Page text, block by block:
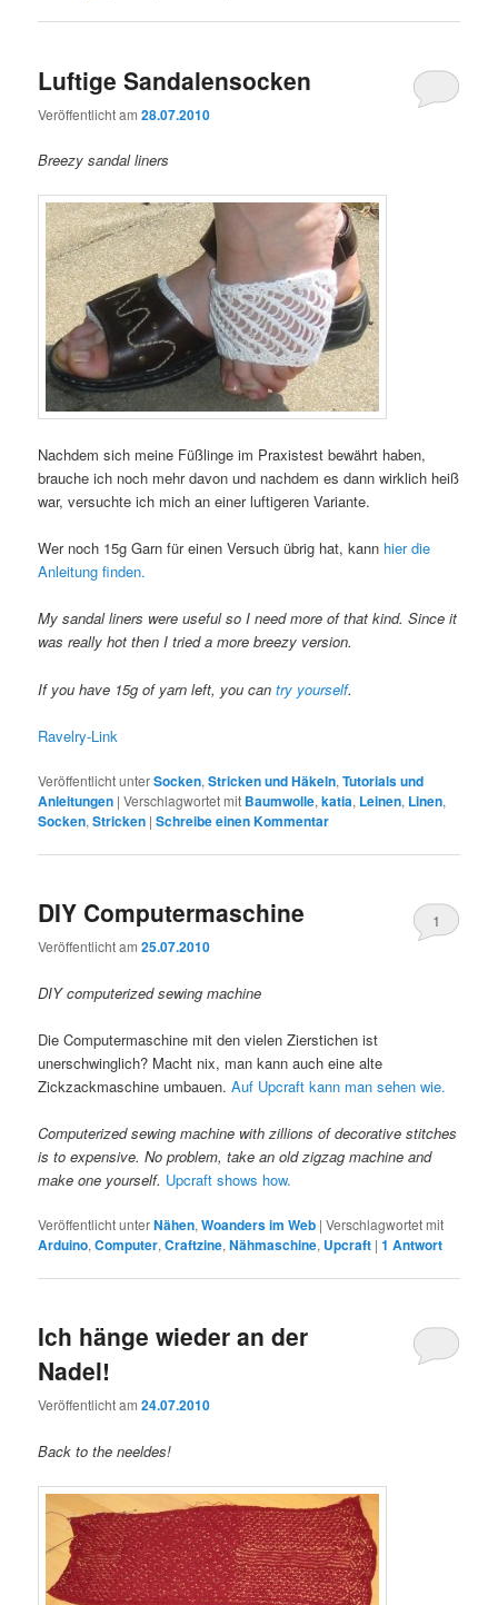
Luftige Sandalensocken
Veröffentlicht am28.07.2010
Breezy sandal liners
Nachdem sich meine Füßlinge im Praxistest bewährt haben,
brauche ich noch mehr davon und nachdem es dann wirklich heiß
war, versuchte ich mich an einer luftigeren Variante.
Wer noch 15g Garn für einen Versuch übrig hat, kann hier die
Anleitung finden.
My sandal liners were useful so I need more of that kind. Since it
was really hot then I tried a more breezy version.
If you have 15g of yarn left, you cantry yourself.
Ravelry-Link
Veröffentlicht unterSocken,Stricken und Häkeln,Tutorials und
Anleitungen |Verschlagwortet mit Baumwolle,katia, Leinen, Linen,
Socken,Stricken |Schreibe einen Kommentar
DIY Computermaschine
Veröffentlicht am25.07.2010
1
DIY computerized sewing machine
Die Computermaschine mit den vielen Zierstichen ist
unerschwinglich? Macht nix, man kann auch eine alte
Zickzackmaschine umbauen.Auf Upcraft kann man sehen wie.
Computerized sewing machine with zillions of decorative stitches
is to expensive. No problem, take an old zigzag machine and
make one yourself. Upcraft shows how.
Veröffentlicht unterNähen,Woanders im Web |Verschlagwortet mit
Arduino,Computer,Craftzine,Nähmaschine, Upcraft |1 Antwort
Ich hänge wieder an der
Nadel!
Veröffentlicht am24.07.2010
Back to the neeldes!